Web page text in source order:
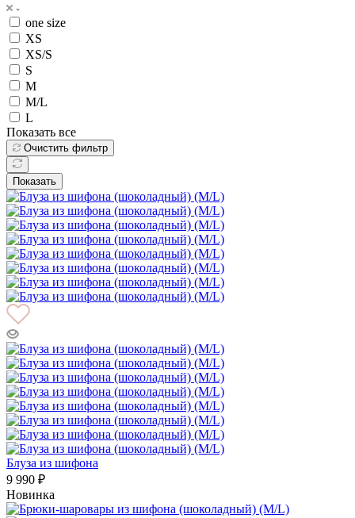
one size
XS
XS/S
S
M
M/L
L
Показать все
Очистить фильтр
Показать
Блуза из шифона
9 990 ₽
Новинка